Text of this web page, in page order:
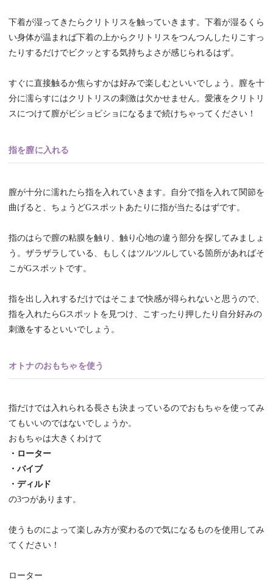
下着が湿ってきたらクリトリスを触っていきます。下着が湿るくら
い身体が温まれば下着の上からクリトリスをつんつんしたりこすっ
たりするだけでビクッとする気持ちよさが感じられるはず。
すぐに直接触るか焦らすかは好みで楽しむといいでしょう。膣を十
分に濡らすにはクリトリスの刺激は欠かせません。愛液をクリトリ
スにつけて膣がビショビショになるまで続けちゃってください！
指を膣に入れる
膣が十分に濡れたら指を入れていきます。自分で指を入れて関節を
曲げると、ちょうどGスポットあたりに指が当たるはずです。
指のはらで膣の粘膜を触り、触り心地の違う部分を探してみましょ
う。ザラザラしている、もしくはツルツルしている箇所があればそ
こがGスポットです。
指を出し入れするだけではそこまで快感が得られないと思うので、
指を入れたらGスポットを見つけ、こすったり押したり自分好みの
刺激をするといいでしょう。
オトナのおもちゃを使う
指だけでは入れられる長さも決まっているのでおもちゃを使ってみ
てもいいのではないでしょうか。
おもちゃは大きくわけて
・ローター
・バイブ
・ディルド
の3つがあります。
使うものによって楽しみ方が変わるので気になるものを使用してみ
てください！
ローター